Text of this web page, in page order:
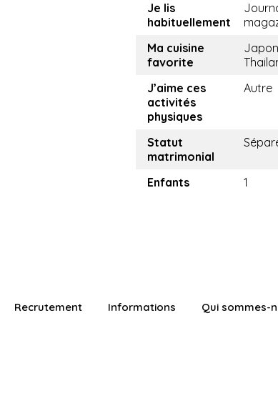
Je lis
habituellement
Ma cuisine
favorite
J’aime ces
activités
physiques
Autre
Statut
matrimonial
Enfants 1
Recrutement Informations Qui sommes-